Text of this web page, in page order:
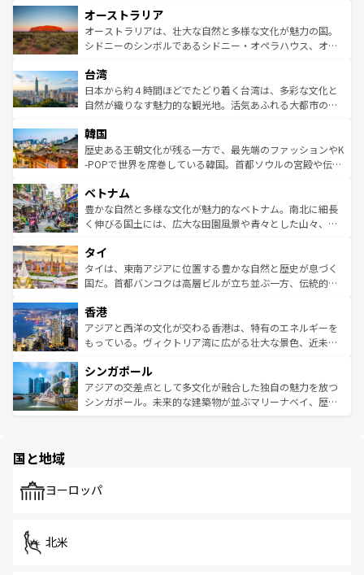
部のニューオーリンズでは、音楽と美食が融合した独特の
文化が魅力。旅行者はアメリカの各地域で異なる魅力を楽
しみながら、その多様性と豊かな歴史を感じることができ
ならではの贅沢な旅のスタイルだ。 なお、新着のアメリカ
情報はコンテンツ一覧を参照してほしい。
ワイ島は見逃せない。また、定番の観光地といえばオアフ
島だが、静かな自然を求めるならマウイ島やカウアイ島が
おすすめ。エメラルドグリーンに輝く海をはじめ、豊かな
れるおもてなしの心で訪れる人々を迎えてくれるハワイの
人々、おいしいローカルフードやハワイアンミュージッ
ク、伝統的なフラダンスなど、すべてがハワイの魅力を彩
ワイを、存分に味わってほしい。 なお、新着のハワイ情報
はコンテンツ一覧を参照してほしい。
オーストラリア
オーストラリアは、壮大な自然と多様な文化が魅力の国。
シドニーのシンボルであるシドニー・オペラハウス、オー
リアリーフや大陸中央部にそびえるウルル（エアーズロッ
ク）、タスマニアの美しい原生林やケアンズの熱帯雨林な
ど、見どころがたくさん。また、カフェやワイン、オージ
いる。アクティビティも充実しており、サーフィンやダイ
ビング、ハイキングなど、アウトドア好きにはたまらな
い。オーストラリアの多彩な魅力を存分に味わいつくそ
参照してほしい。
台湾
日本から約４時間ほどでたどり着く台湾は、多彩な文化と
自然が織りなす魅力的な観光地。活気あふれる大都市の台
ン）、静ひつな山岳地帯である台湾東部など、都市の喧騒
と山間の静けさが共存しており、訪れる人に新しい発見と
驚きをもたらしてくれる。また、奥深い台湾の食文化も魅
容にもいいと評判のスイーツなど、バラエティ豊かな料理
が味わえる。 なお、新着の台湾情報は コンテンツ一覧を参
照してほしい。
韓国
歴史ある王朝文化が残る一方で、最先端のファッションやK
-POPで世界を席巻している韓国。首都ソウルの宮殿や伝統
き、地方に足を延ばせば四季折々の自然美を楽しむことが
できる。そして、キムチや焼肉、絶品のストリートフード
まで、さまざまな韓国料理が待っている。夜には、韓国な
リティに包まれながら、韓国の多彩な魅力を心ゆくまで味
わってみてほしい。 なお、新着の韓国情報はコンテンツ一
覧を参照してほしい。
ベトナム
豊かな自然と多様な文化が魅力的なベトナム。南北に細長
く伸びる国土には、広大な田園風景や青々とした山々、世
急速な発展と共に伝統が息づく。ハノイの古い町並みやホ
ーチミン市のフランス統治時代の建物も、独特の雰囲気を
醸し出している。また、バラエティの豊かさとおいしさで
とつ。フォーやバインミー、ベトナムコーヒーなどは、ぜ
ひ現地で味わいたい。どの地域を訪れてもあたたかい人々
が旅行者を迎えてくれるので、きっと忘れられない旅にな
参照してほしい。
タイ
タイは、東南アジアに位置する豊かな自然と歴史が息づく
国だ。首都バンコクは高層ビルが立ち並ぶ一方、伝統的な
の活気が交差している。北部ではチェンマイなどの山岳地
帯で自然と触れ合い、南部ではプーケットやクラビの美し
いビーチでリゾート気分を楽しむことができる。タイ料理
激する。気候は一年中温暖で、どの季節にも異なる楽しみ
が待っている。親しみやすいタイの人々、仏教を中心とし
た文化、そして多様な観光資源が、訪れる旅人を魅了し続
香港
アジアと西洋の文化が交わる香港は、特有のエネルギーを
もっている。ヴィクトリア湾に広がる壮大な景色、近未来
み、どこを訪れても感動するはず。観光スポットが密集し
ており、効率よく見どころを回れるのも魅力。息をのむよ
うな絶景から文化的な体験まで、香港を存分に楽しみ尽く
シンガポール
アジアの交差点として多文化が融合した独自の魅力を放つ
シンガポール。未来的な建築物が並ぶマリーナベイ、歴史
で、ホーカーズは地元の風情を楽しめる外せないスポット
国と地域
ヨーロッパ
北米